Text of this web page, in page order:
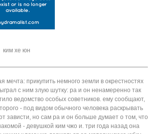
ким хе юн
прикупить немного земли в окрестностях
с ним злую шутку: ра и он ненамеренно так
ведомство особых советников. ему сообщают,
- под видом обычного человека раскрывать
зависти, но сам ра и он больше думает о том, что
- девушкой ким чжо и. три года назад она